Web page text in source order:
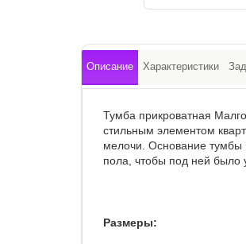
Описание Характеристики
Тумба прикроватная
стильным элементом
мелочи. Основание тумбы
пола, чтобы под ней было
Размеры: